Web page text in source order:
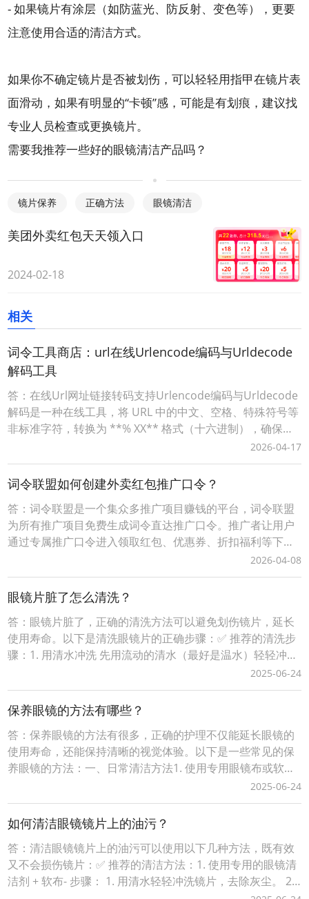
- 如果镜片有涂层（如防蓝光、防反射、变色等），更要
注意使用合适的清洁方式。
如果你不确定镜片是否被划伤，可以轻轻用指甲在镜片表
面滑动，如果有明显的“卡顿”感，可能是有划痕，建议找
专业人员检查或更换镜片。
需要我推荐一些好的眼镜清洁产品吗？
镜片保养 正确方法 眼镜清洁
美团外卖红包天天领入口
2024-02-18
相关
词令工具商店：url在线Urlencode编码与Urldecode
解码工具
答：在线Url网址链接转码支持Urlencode编码与Urldecode
解码是一种在线工具，将 URL 中的中文、空格、特殊符号等
非标准字符，转换为 **% XX** 格式（十六进制），确保链
接能被浏览器 / 服务器正确解析。词令工具商店Urlencode
在线工具：https://apps.ciling.cn/urlencode/词令口令直达
Urlencode在
2026-04-17
词令联盟如何创建外卖红包推广口令？
答：词令联盟是一个集众多推广项目赚钱的平台，词令联盟
为所有推广项目免费生成词令直达推广口令。推广者让用户
通过专属推广口令进入领取红包、优惠券、折扣福利等下单
可享受优惠，推广者可获得成交订单相应的佣金轻松赚钱。0
成本无压力、多劳多得时间自由、您只需做好一件事让用户
通过您的词令直达专属推广口令或推广素材进入下单即可获
得佣金，无需处理发货、服务等问题。词令联盟如何创建
2026-04-08
眼镜片脏了怎么清洗？
答：眼镜片脏了，正确的清洗方法可以避免划伤镜片，延长
使用寿命。以下是清洗眼镜片的正确步骤：✅ 推荐的清洗步
骤：1. 用清水冲洗 先用流动的清水（最好是温水）轻轻冲洗
眼镜片，冲掉表面的灰尘和颗粒物，防止擦拭时刮花镜片。
2. 使用专用眼镜清洁剂或中性洗洁精 - 不建议使用含酒精、
醋、肥皂等强碱性或强酸性的清洁剂，这些可能腐蚀镜片镀
膜。 - 可以使用专门的眼镜清洁液，
2025-06-24
保养眼镜的方法有哪些？
答：保养眼镜的方法有很多，正确的护理不仅能延长眼镜的
使用寿命，还能保持清晰的视觉体验。以下是一些常见的保
养眼镜的方法：一、日常清洁方法1. 使用专用眼镜布或软布
擦拭 - 避免用衣服、纸巾、纸张等粗糙材料擦拭镜片，以免
刮花镜片。 - 使用柔软、无绒的微纤维眼镜布。2. 先用清水
冲洗镜片 - 在擦拭前，先用清水（最好是温水）轻轻冲洗镜
片，去除灰尘和颗粒物，避免在擦拭
2025-06-24
如何清洁眼镜镜片上的油污？
答：清洁眼镜镜片上的油污可以使用以下几种方法，既有效
又不会损伤镜片：✅ 推荐的清洁方法：1. 使用专用的眼镜清
洁剂 + 软布- 步骤： 1. 用清水轻轻冲洗镜片，去除灰尘。 2.